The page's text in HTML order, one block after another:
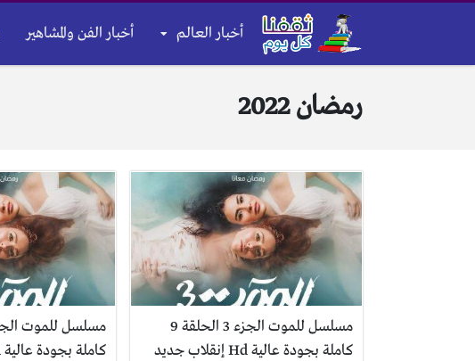
أخبار العالم أخبار الفن والمشاهير
رمضان 2022
مسلسل للموت الجزء 3 الحلقة 9
كاملة بجودة عالية Hd إنقلاب جديد